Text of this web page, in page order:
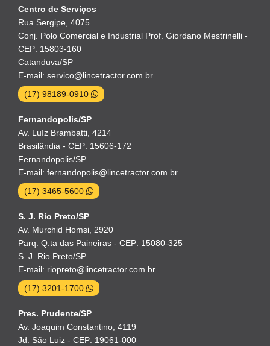
Centro de Serviços
Rua Sergipe, 4075
Conj. Polo Comercial e Industrial Prof. Giordano Mestrinelli -
CEP: 15803-160
Catanduva/SP
E-mail: servico@lincetractor.com.br
(17) 98189-0910
Fernandopolis/SP
Av. Luíz Brambatti, 4214
Brasilândia - CEP: 15606-172
Fernandopolis/SP
E-mail: fernandopolis@lincetractor.com.br
(17) 3465-5600
S. J. Rio Preto/SP
Av. Murchid Homsi, 2920
Parq. Q.ta das Paineiras - CEP: 15080-325
S. J. Rio Preto/SP
E-mail: riopreto@lincetractor.com.br
(17) 3201-1700
Pres. Prudente/SP
Av. Joaquim Constantino, 4119
Jd. São Luiz - CEP: 19061-000